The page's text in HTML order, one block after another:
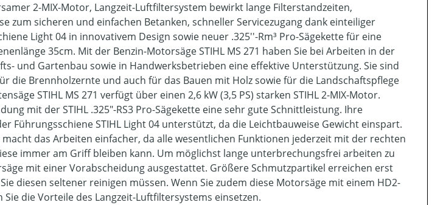
2-MIX-Motor, Langzeit-Luftfiltersystem bewirkt lange Filterstandzeiten,
zum sicheren und einfachen Betanken, schneller Servicezugang dank einteiliger
Light 04 in innovativem Design sowie neuer .325''-Rm³ Pro-Sägekette für eine
35cm. Mit der Benzin-Motorsäge STIHL MS 271 haben Sie bei Arbeiten in der
und Gartenbau sowie in Handwerksbetrieben eine effektive Unterstützung. Sie sind
die Brennholzernte und auch für das Bauen mit Holz sowie für die Landschaftspflege
STIHL MS 271 verfügt über einen 2,6 kW (3,5 PS) starken STIHL 2-MIX-Motor.
mit der STIHL .325"-RS3 Pro-Sägekette eine sehr gute Schnittleistung. Ihre
Führungsschiene STIHL Light 04 unterstützt, da die Leichtbauweise Gewicht einspart.
das Arbeiten einfacher, da alle wesentlichen Funktionen jederzeit mit der rechten
immer am Griff bleiben kann. Um möglichst lange unterbrechungsfrei arbeiten zu
mit einer Vorabscheidung ausgestattet. Größere Schmutzpartikel erreichen erst
diesen seltener reinigen müssen. Wenn Sie zudem diese Motorsäge mit einem HD2-
die Vorteile des Langzeit-Luftfiltersystems einsetzen.